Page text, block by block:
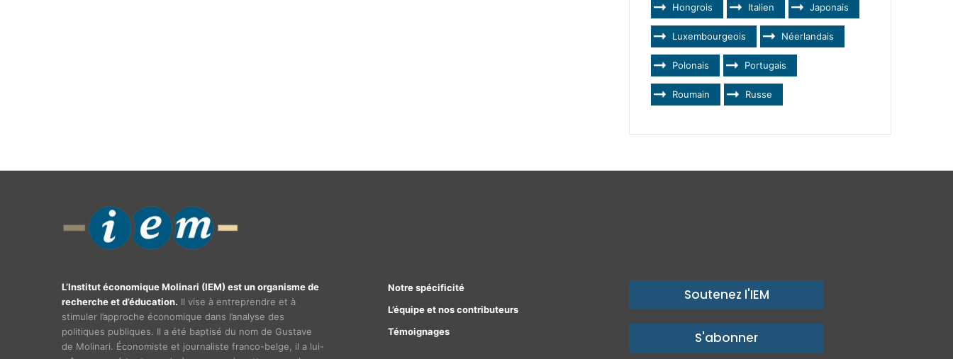
Hongrois Italien Japonais
Luxembourgeois Néerlandais
Polonais Portugais
Roumain Russe
L’Institut économique Molinari (IEM) est un organisme de
recherche et d’éducation. Il vise à entreprendre et à
stimuler l’approche économique dans l’analyse des
politiques publiques. Il a été baptisé du nom de Gustave
de Molinari. Économiste et journaliste franco-belge, il a lui-
Notre spécificité
L’équipe et nos contributeurs
Témoignages
Soutenez l'IEM
S'abonner